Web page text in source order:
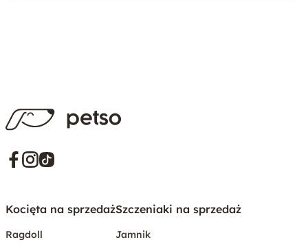
Kocięta na sprzedaż
Ragdoll
Szczeniaki na sprzedaż
Jamnik